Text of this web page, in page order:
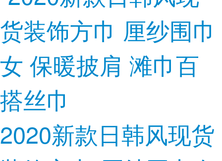
2020新款日韩风现货